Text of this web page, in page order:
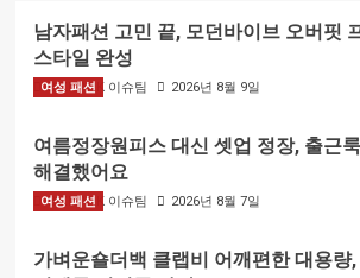
남자패션 고민 끝, 모던바이브 오버핏
스타일 완성
BIZMARK 이슈팀 2026년 8월 9일
여성 패션
여름정장원피스 대신 셋업 정장, 출근
해결했어요
BIZMARK 이슈팀 2026년 8월 7일
여성 패션
가벼운숄더백 클랩비 어깨편한 대용량,